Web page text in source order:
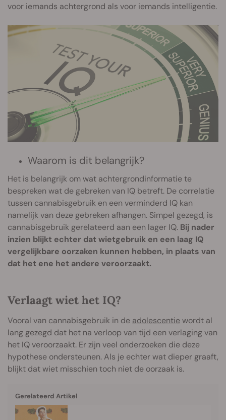
voor iemands achtergrond als voor iemands intelligentie.
Waarom is dit belangrijk?
Het is belangrijk om wat achtergrondinformatie te
bespreken wat de gebreken van IQ betreft. De correlatie
tussen cannabisgebruik en een verminderd IQ kan
namelijk van deze gebreken afhangen. Simpel gezegd, is
cannabisgebruik gerelateerd aan een lager IQ. Bij nader
inzien blijkt echter dat wietgebruik en een laag IQ
vergelijkbare oorzaken kunnen hebben, in plaats van
dat het ene het andere veroorzaakt.
Verlaagt wiet het IQ?
Vooral van cannabisgebruik in de adolescentiewordt al
lang gezegd dat het na verloop van tijd een verlaging van
het IQ veroorzaakt. Er zijn veel onderzoeken die deze
hypothese ondersteunen. Als je echter wat dieper graaft,
blijkt dat wiet misschien toch niet de oorzaak is.
Gerelateerd Artikel